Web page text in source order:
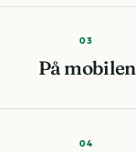
03
På mobilen
04